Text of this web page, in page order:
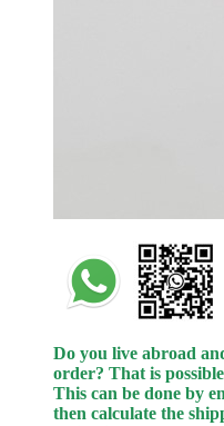
Do you live abroad
order? That is
This can be done by
then calculate the